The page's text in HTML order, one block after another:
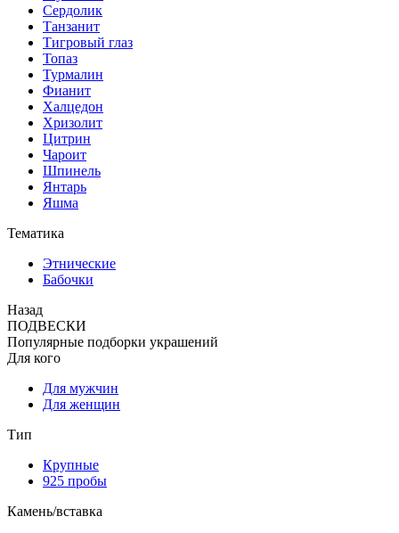
Сердолик
Танзанит
Тигровый глаз
Топаз
Турмалин
Фианит
Халцедон
Хризолит
Цитрин
Чароит
Шпинель
Янтарь
Яшма
Тематика
Этнические
Бабочки
Назад
ПОДВЕСКИ
Популярные подборки украшений
Для кого
Для мужчин
Для женщин
Тип
Крупные
925 пробы
Камень/вставка